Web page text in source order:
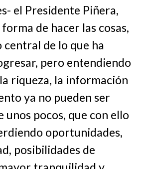
el Presidente Piñera,
de hacer las cosas,
central de lo que ha
pero entendiendo
riqueza, la información
ya no pueden ser
unos pocos, que con ello
oportunidades,
posibilidades de